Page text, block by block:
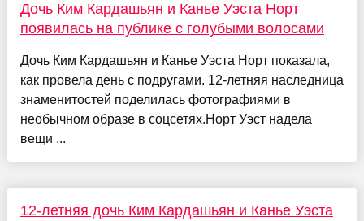
Дочь Ким Кардашьян и Канье Уэста Норт
появилась на публике с голубыми волосами
Дочь Ким Кардашьян и Канье Уэста Норт показала,
как провела день с подругами. 12-летняя наследница
знаменитостей поделилась фотографиями в
необычном образе в соцсетях.Норт Уэст надела
вещи ...
12-летняя дочь Ким Кардашьян и Канье Уэста